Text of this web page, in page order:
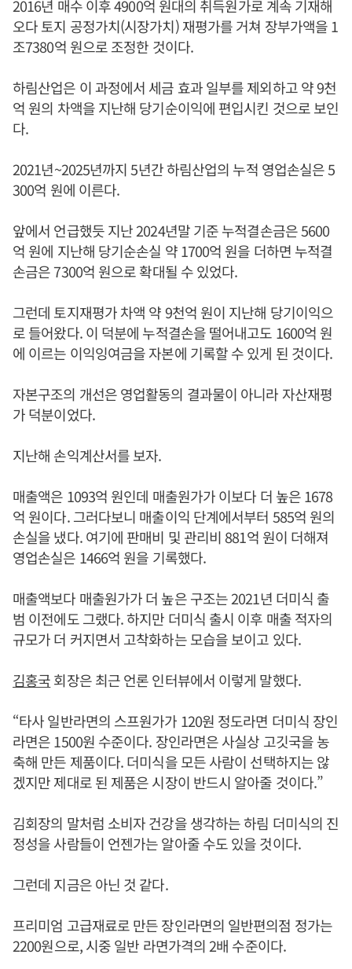
2016년 매수 이후 4900억 원대의 취득원가로 계속 기재해
오다 토지 공정가치(시장가치) 재평가를 거쳐 장부가액을 1
조7380억 원으로 조정한 것이다.
하림산업은 이 과정에서 세금 효과 일부를 제외하고 약 9천
억 원의 차액을 지난해 당기순이익에 편입시킨 것으로 보인
다.
2021년~2025년까지 5년간 하림산업의 누적 영업손실은 5
300억 원에 이른다.
앞에서 언급했듯 지난 2024년말 기준 누적결손금은 5600
억 원에 지난해 당기순손실 약 1700억 원을 더하면 누적결
손금은 7300억 원으로 확대될 수 있었다.
그런데 토지재평가 차액 약 9천억 원이 지난해 당기이익으
로 들어왔다. 이 덕분에 누적결손을 떨어내고도 1600억 원
에 이르는 이익잉여금을 자본에 기록할 수 있게 된 것이다.
자본구조의 개선은 영업활동의 결과물이 아니라 자산재평
가 덕분이었다.
지난해 손익계산서를 보자.
매출액은 1093억 원인데 매출원가가 이보다 더 높은 1678
억 원이다. 그러다보니 매출이익 단계에서부터 585억 원의
손실을 냈다. 여기에 판매비 및 관리비 881억 원이 더해져
영업손실은 1466억 원을 기록했다.
매출액보다 매출원가가 더 높은 구조는 2021년 더미식 출
범 이전에도 그랬다. 하지만 더미식 출시 이후 매출 적자의
규모가 더 커지면서 고착화하는 모습을 보이고 있다.
김홍국회장은 최근 언론 인터뷰에서 이렇게 말했다.
“타사 일반라면의 스프원가가 120원 정도라면 더미식 장인
라면은 1500원 수준이다. 장인라면은 사실상 고깃국을 농
축해 만든 제품이다. 더미식을 모든 사람이 선택하지는 않
겠지만 제대로 된 제품은 시장이 반드시 알아줄 것이다.”
김회장의 말처럼 소비자 건강을 생각하는 하림 더미식의 진
정성을 사람들이 언젠가는 알아줄 수도 있을 것이다.
그런데 지금은 아닌 것 같다.
프리미엄 고급재료로 만든 장인라면의 일반편의점 정가는
2200원으로, 시중 일반 라면가격의 2배 수준이다.